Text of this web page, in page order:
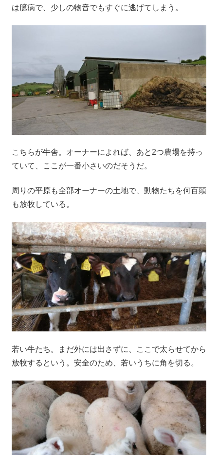
は臆病で、少しの物音でもすぐに逃げてしまう。
こちらが牛舎。オーナーによれば、あと2つ農場を持っ
ていて、ここが一番小さいのだそうだ。
周りの平原も全部オーナーの土地で、動物たちを何百頭
も放牧している。
若い牛たち。まだ外には出さずに、ここで太らせてから
放牧するという。安全のため、若いうちに角を切る。